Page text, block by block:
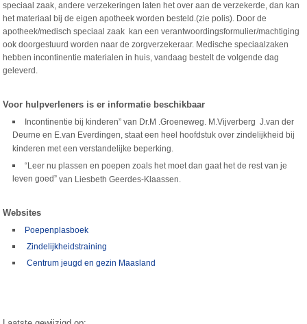
speciaal zaak, andere verzekeringen laten het over aan de verzekerde, dan kan
het materiaal bij de eigen apotheek worden besteld.(zie polis). Door de
apotheek/medisch speciaal zaak kan een verantwoordingsformulier/machtiging
ook doorgestuurd worden naar de zorgverzekeraar. Medische speciaalzaken
hebben incontinentie materialen in huis, vandaag bestelt de volgende dag
geleverd.
Voor hulpverleners is er informatie beschikbaar
Incontinentie bij kinderen” van Dr.M .Groeneweg. M.Vijverberg J.van der
Deurne en E.van Everdingen, staat een heel hoofdstuk over zindelijkheid bij
kinderen met een verstandelijke beperking.
“Leer nu plassen en poepen zoals het moet dan gaat het de rest van je
leven goed” van Liesbeth Geerdes-Klaassen.
Websites
Poepenplasboek
Zindelijkheidstraining
Centrum jeugd en gezin Maasland